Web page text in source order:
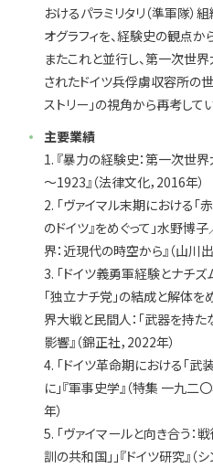
おけるパラミリタリ（準軍隊）
オグラフィを、経験史の観点か
またこれと並行し、第一次世
されたドイツ兵俘虜収容所の世
ストリー」の視角から再考して
主要業績
1. 『暴力の経験史：第一次世
～1923』（法律文化，2016年）
2. 「ヴァイマル末期における「
のドイツ』をめぐって」水野博
界：近現代の時空から』（山川
3. 「ドイツ義勇軍経験とナチ
「独立ナチ党」の結成と解体を
界大戦と民間人：「武器を持
影響』（錦正社，2022年）
4. 「ドイツ革命期における「武
に」『軍事史学』（特集 一九
年）
5. 「ヴァイマールと向き合う：
訓の共和国」」『ドイツ研究』